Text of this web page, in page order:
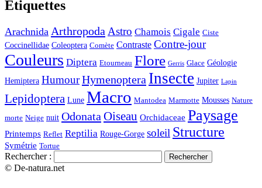
Étiquettes
Arachnida ArthropodaAstro Chamois Cigale Ciste
Coccinellidae Coleoptera Comète Contraste Contre-jour
Couleurs Diptera Etourneau Flore Gerris Glace Géologie
Hemiptera HumourHymenoptera Insecte Jupiter Lapin
Lepidoptera Lune Macro Mantodea Marmotte Mousses Nature
morte Neige nuit OdonataOiseau Orchidaceae Paysage
Printemps Reflet Reptilia Rouge-Gorge soleil Structure
Symétrie Tortue
Rechercher :
© De-natura.net